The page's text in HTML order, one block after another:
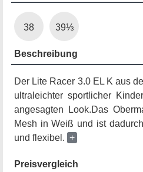
38 39⅓
Beschreibung
Der Lite Racer 3.0 EL K aus
ultraleichter sportlicher
angesagten Look.Das
Mesh in Weiß und ist
und flexibel. +
Preisvergleich